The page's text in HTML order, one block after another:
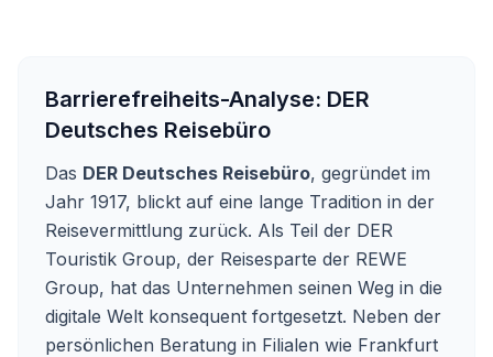
Barrierefreiheits-Analyse: DER
Deutsches Reisebüro
Das DER Deutsches Reisebüro, gegründet im
Jahr 1917, blickt auf eine lange Tradition in der
Reisevermittlung zurück. Als Teil der DER
Touristik Group, der Reisesparte der REWE
Group, hat das Unternehmen seinen Weg in die
digitale Welt konsequent fortgesetzt. Neben der
persönlichen Beratung in Filialen wie Frankfurt